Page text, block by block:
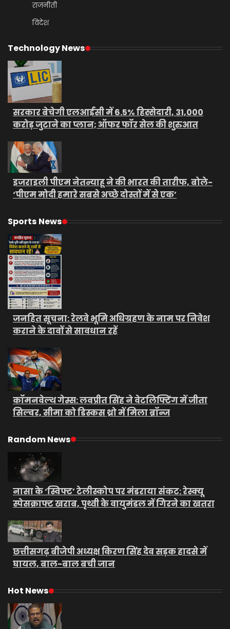
राजनीती
विदेश
Technology News
सरकार बेचेगी एलआईसी में 6.5% हिस्सेदारी, 31,000
करोड़ जुटाने का प्लान; ऑफर फॉर सेल की शुरुआत
इजराइली पीएम नेतन्याहू ने की भारत की तारीफ, बोले-
‘पीएम मोदी हमारे सबसे अच्छे दोस्तों में से एक’
Sports News
जनहित सूचना: रेलवे भूमि अधिग्रहण के नाम पर निवेश
कराने के दावों से सावधान रहें
कॉमनवेल्थ गेम्स: लवप्रीत सिंह ने वेटलिफ्टिंग में जीता
सिल्वर, सीमा को डिस्कस थ्रो में मिला ब्रॉन्ज
Random News
नासा के ‘स्विफ्ट’ टेलीस्कोप पर मंडराया संकट: रेस्क्यू
स्पेसक्राफ्ट खराब, पृथ्वी के वायुमंडल में गिरने का खतरा
छत्तीसगढ़ बीजेपी अध्यक्ष किरण सिंह देव सड़क हादसे में
घायल, बाल-बाल बची जान
Hot News